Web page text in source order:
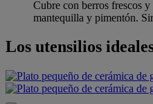
Cubre con berros frescos
mantequilla y pimentón.
Los utensilios